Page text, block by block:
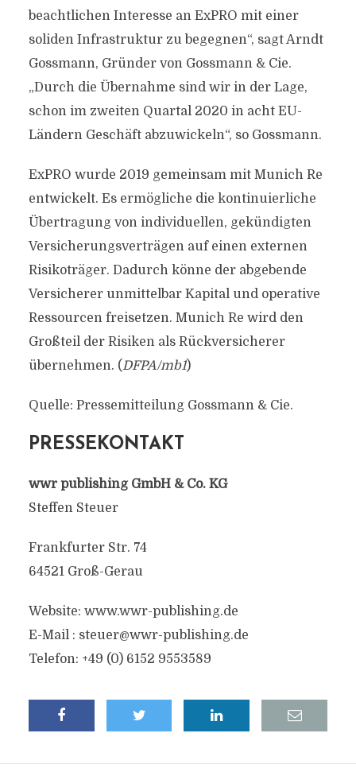
beachtlichen Interesse an ExPRO mit einer
soliden Infrastruktur zu begegnen“, sagt Arndt
Gossmann, Gründer von Gossmann & Cie.
„Durch die Übernahme sind wir in der Lage,
schon im zweiten Quartal 2020 in acht EU-
Ländern Geschäft abzuwickeln“, so Gossmann.
ExPRO wurde 2019 gemeinsam mit Munich Re
entwickelt. Es ermögliche die kontinuierliche
Übertragung von individuellen, gekündigten
Versicherungsverträgen auf einen externen
Risikoträger. Dadurch könne der abgebende
Versicherer unmittelbar Kapital und operative
Ressourcen freisetzen. Munich Re wird den
Großteil der Risiken als Rückversicherer
übernehmen. (DFPA/mb1)
Quelle: Pressemitteilung Gossmann & Cie.
PRESSEKONTAKT
wwr publishing GmbH & Co. KG
Steffen Steuer
Frankfurter Str. 74
64521 Groß-Gerau
Website: www.wwr-publishing.de
E-Mail : steuer@wwr-publishing.de
Telefon: +49 (0) 6152 9553589